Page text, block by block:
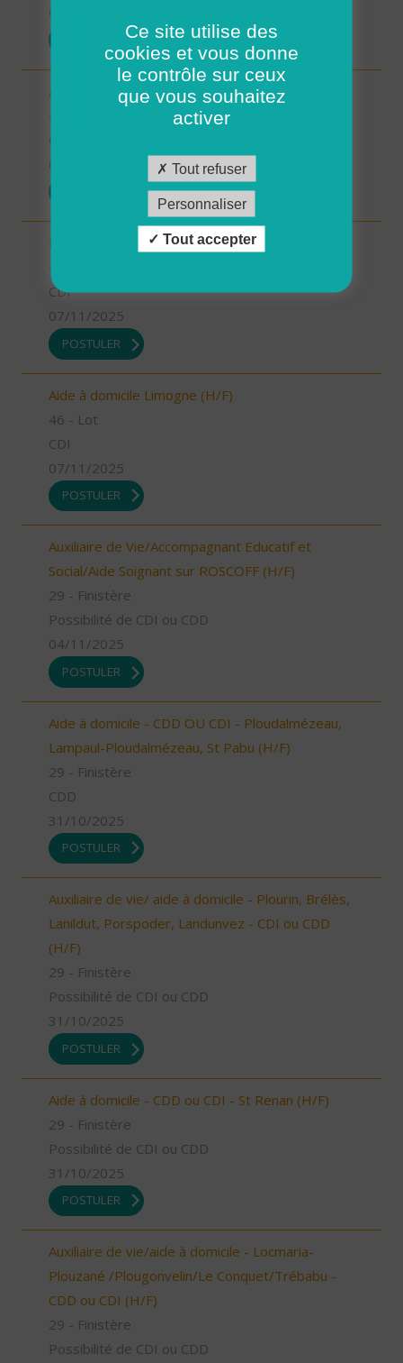
Aide-soignant.e Limogne en Quercy (H/F)
Responsable du développement (H/F)
CDI
07/11/2025
POSTULER
Aide à domicile Limogne (H/F)
46 - Lot
CDI
07/11/2025
POSTULER
Auxiliaire de Vie/Accompagnant Educatif et
Social/Aide Soignant sur ROSCOFF (H/F)
29 - Finistère
Possibilité de CDI ou CDD
04/11/2025
POSTULER
Aide à domicile - CDD OU CDI - Ploudalmézeau,
Lampaul-Ploudalmézeau, St Pabu (H/F)
29 - Finistère
CDD
31/10/2025
POSTULER
Auxiliaire de vie/ aide à domicile - Plourin, Brélès,
Lanildut, Porspoder, Landunvez - CDI ou CDD
(H/F)
29 - Finistère
Possibilité de CDI ou CDD
31/10/2025
POSTULER
Aide à domicile - CDD ou CDI - St Renan (H/F)
29 - Finistère
Possibilité de CDI ou CDD
31/10/2025
POSTULER
Auxiliaire de vie/aide à domicile - Locmaria-
Plouzané /Plougonvelin/Le Conquet/Trébabu -
CDD ou CDI (H/F)
29 - Finistère
Possibilité de CDI ou CDD
Ce site utilise des
cookies et vous donne
le contrôle sur ceux
que vous souhaitez
activer
Tout refuser
Personnaliser
Tout accepter